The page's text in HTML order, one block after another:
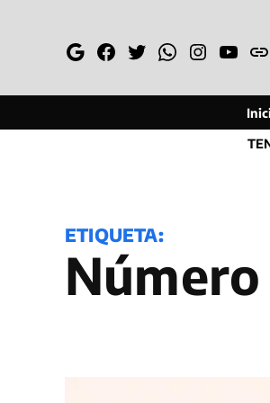
GoogleFacebook
TwitterWhatsapp
Instagram
ETIQUETA: